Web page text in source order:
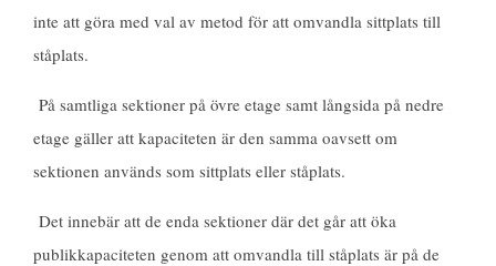
inte att göra med val av metod för att omvandla sittplats till
ståplats.
På samtliga sektioner på övre etage samt långsida på nedre
etage gäller att kapaciteten är den samma oavsett om
sektionen används som sittplats eller ståplats.
Det innebär att de enda sektioner där det går att öka
publikkapaciteten genom att omvandla till ståplats är på de